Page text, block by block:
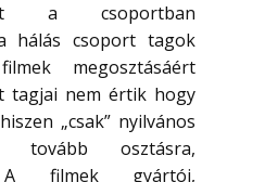
a csoportban
hálás csoport tagok
megosztásáért
tagjai nem értik hogy
„csak” nyilvános
tovább osztásra,
A filmek gyártói,